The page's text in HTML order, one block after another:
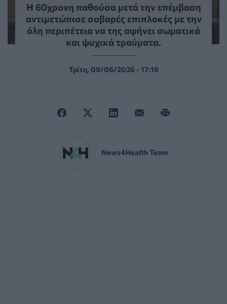
Η 60χρονη παθούσα μετά την επέμβαση
αντιμετώπισε σοβαρές επιπλοκές με την
όλη περιπέτεια να της αφήνει σωματικά
και ψυχικά τραύματα.
Τρίτη, 09/06/2026 - 17:18
News4Health Team